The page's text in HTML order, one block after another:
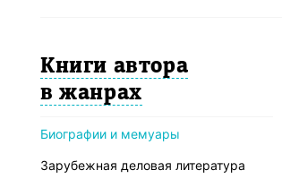
Книги автора
в жанрах
Биографии и мемуары
Зарубежная деловая литература